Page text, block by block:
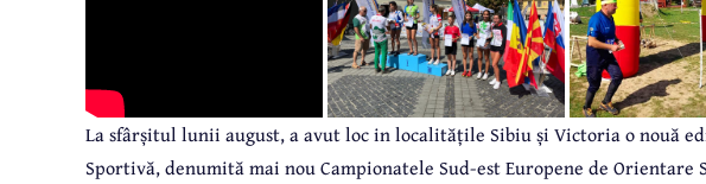
La sfârșitul lunii august, a avut loc in localitățile Sibiu și Victoria o nouă
Sportivă, denumită mai nou Campionatele Sud-est Europene de